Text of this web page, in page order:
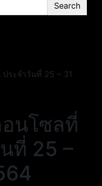
Search
ระจำวันที่ 25 – 31
นโซลที่
ที่ 25 –